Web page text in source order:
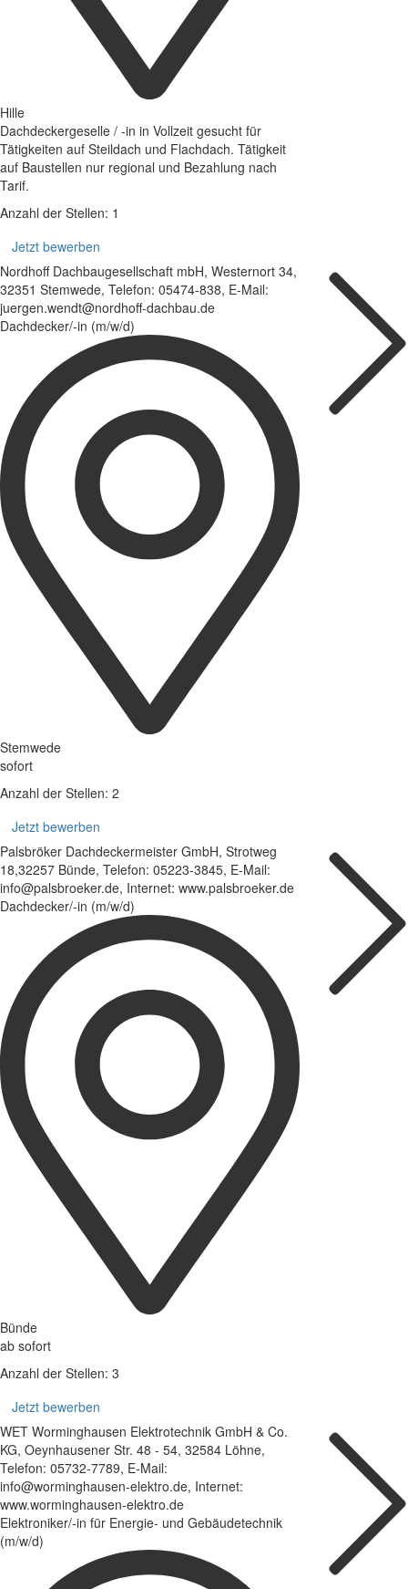
Hille
Dachdeckergeselle / -in in Vollzeit gesucht für
Tätigkeiten auf Steildach und Flachdach. Tätigkeit
auf Baustellen nur regional und Bezahlung nach
Tarif.
Anzahl der Stellen: 1
Jetzt bewerben
Nordhoff Dachbaugesellschaft mbH, Westernort 34,
32351 Stemwede, Telefon: 05474-838, E-Mail:
juergen.wendt@nordhoff-dachbau.de
Dachdecker/-in (m/w/d)
Stemwede
sofort
Anzahl der Stellen: 2
Jetzt bewerben
Palsbröker Dachdeckermeister GmbH, Strotweg
18,32257 Bünde, Telefon: 05223-3845, E-Mail:
info@palsbroeker.de, Internet: www.palsbroeker.de
Dachdecker/-in (m/w/d)
Bünde
ab sofort
Anzahl der Stellen: 3
Jetzt bewerben
WET Worminghausen Elektrotechnik GmbH & Co.
KG, Oeynhausener Str. 48 - 54, 32584 Löhne,
Telefon: 05732-7789, E-Mail:
info@worminghausen-elektro.de, Internet:
www.worminghausen-elektro.de
Elektroniker/-in für Energie- und Gebäudetechnik
(m/w/d)